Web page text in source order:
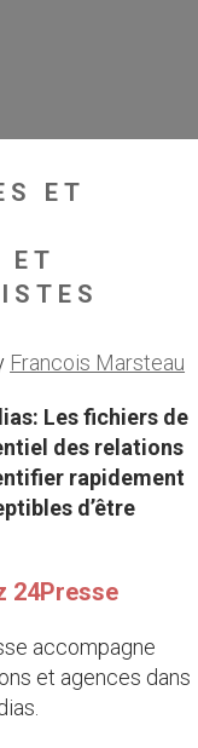
ET
ET
Francois Marsteau
Les fichiers de
des relations
rapidement
d’être
24Presse
accompagne
et agences dans